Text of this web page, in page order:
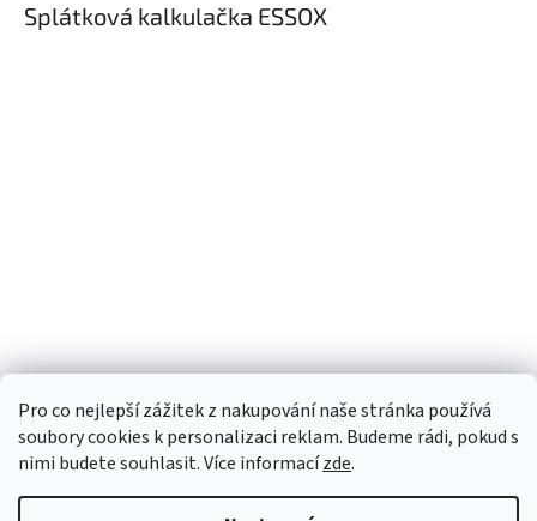
Pro co nejlepší zážitek z nakupování naše stránka používá
soubory cookies k personalizaci reklam. Budeme rádi, pokud s
nimi budete souhlasit. Více informacízde.
Splátková kalkulačka ESSOX